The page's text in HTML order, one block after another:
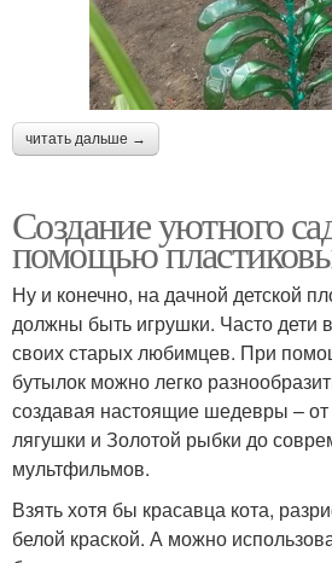
читать дальше →
Создание уютного
помощью
Ну и конечно, на дачной детской
должны быть игрушки. Часто дети
своих старых любимцев. При
бутылок можно легко
создавая настоящие шедевры –
лягушки и Золотой рыбки до
мультфильмов.
Взять хотя бы красавца кота,
белой краской. А можно